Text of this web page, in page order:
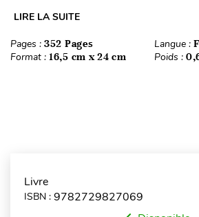
LIRE LA SUITE
Pages : 352 Pages Langue :
Format : 16,5 cm x 24 cm Poids :
Livre
ISBN : 9782729827069